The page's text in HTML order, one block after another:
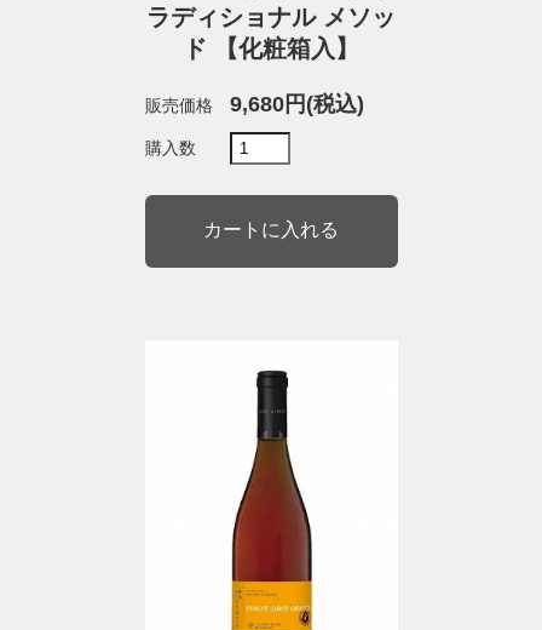
ラディショナル メソッ
ド 【化粧箱入】
販売価格 9,680円(税込)
購入数